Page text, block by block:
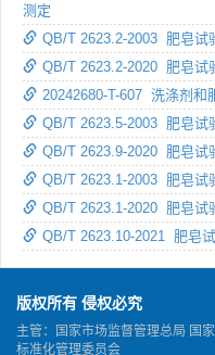
测定
QB/T 2623.2-2003 肥皂试
QB/T 2623.2-2020 肥皂试
20242680-T-607 洗涤剂和
QB/T 2623.5-2003 肥皂试
QB/T 2623.9-2020 肥皂试
QB/T 2623.1-2003 肥皂试
QB/T 2623.1-2020 肥皂试
QB/T 2623.10-2021 肥皂
版权所有 侵权必究
主管：国家市场监督管理总局 国家
标准化管理委员会